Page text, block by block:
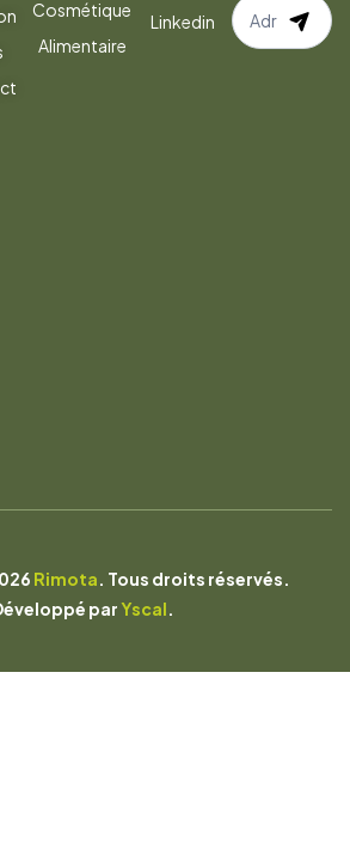
Cosmétique
Alimentaire
Linkedin
S’abonner
à
Rimota. Tous droits réservés.
parYscal.